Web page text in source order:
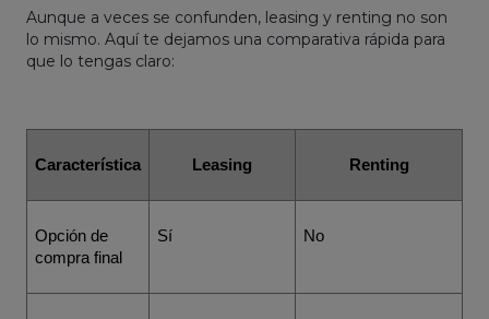
Aunque a veces se confunden, leasing y renting no son
lo mismo. Aquí te dejamos una comparativa rápida para
que lo tengas claro:
Característica Leasing Renting
Opción de
compra final
Sí No